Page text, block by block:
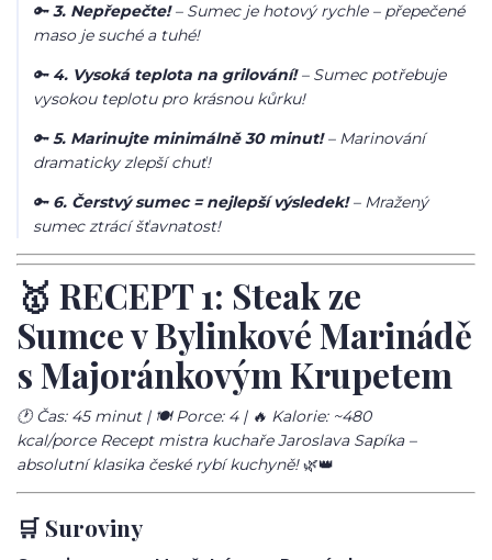
🔑3. Nepřepečte!– Sumec je hotový rychle – přepečené
maso je suché a tuhé!
🔑 4. Vysoká teplota na grilování!– Sumec potřebuje
vysokou teplotu pro krásnou kůrku!
🔑5. Marinujte minimálně 30 minut!– Marinování
dramaticky zlepší chuť!
🔑 6. Čerstvý sumec = nejlepší výsledek!– Mražený
sumec ztrácí šťavnatost!
🥇 RECEPT 1: Steak ze
Sumce v Bylinkové Marinádě
s Majoránkovým Krupetem
🕐 Čas: 45 minut | 🍽️ Porce: 4 | 🔥 Kalorie: ~480
kcal/porce Recept mistra kuchaře Jaroslava Sapíka –
absolutní klasika české rybí kuchyně!🌿👑
🛒 Suroviny